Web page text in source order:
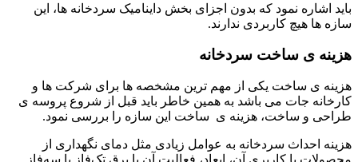
باید اشاره نمود که بدون اجزای بخش داینامیک سردخانه ‌ها، این
سازه‌ ها هیچ کاربردی ندارند.
هزینه ی ساخت سردخانه
هزینه ی ساخت یکی از مهم ‌ترین مشخصه ها برای شرکت ‌ها و
کارخانه‌ جات می باشد به همین خاطر باید قبل از شروع پروسه ی
طراحی و ساخت، هزینه ی ساخت این سازه را بررسی نمود.
هزینه احداث سردخانه به عوامل زیادی مثل دمای نگهداری از